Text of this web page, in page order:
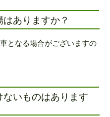
ありますか？
となる場合がございますの
ないものはあります